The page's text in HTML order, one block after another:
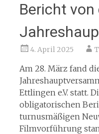
Bericht von
4. April 2025
Am 28. März fand
Ettlingen e.V. statt.
obligatorischen
turnusmäßigen
Filmvorführung